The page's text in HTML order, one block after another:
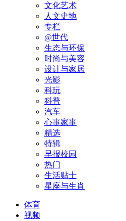
文化艺术
人文史地
专栏
@世代
生态与环保
时尚与美容
设计与家居
光影
科玩
科普
汽车
心事家事
精选
特辑
早报校园
热门
生活贴士
星座与生肖
体育
视频